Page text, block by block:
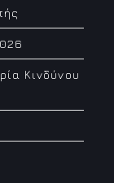
Κινδύνου